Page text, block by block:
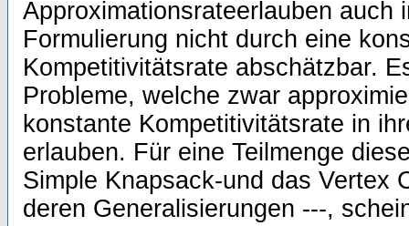
Approximationsrateerlauben auch
Formulierung nicht durch eine
Kompetitivitätsrate abschätzbar.
Probleme, welche zwar
konstante Kompetitivitätsrate in
erlauben. Für eine Teilmenge
Simple Knapsack-und das Vertex
deren Generalisierungen ---,